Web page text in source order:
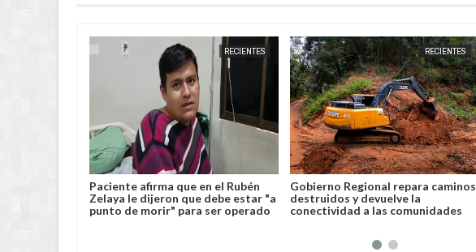
RECIENTES
Paciente afirma que en el Rubén
Zelaya le dijeron que debe estar "a
punto de morir" para ser operado
RECIENTES
Gobierno Regional repara caminos
destruidos y devuelve la
conectividad a las comunidades
JORGE MOLINA